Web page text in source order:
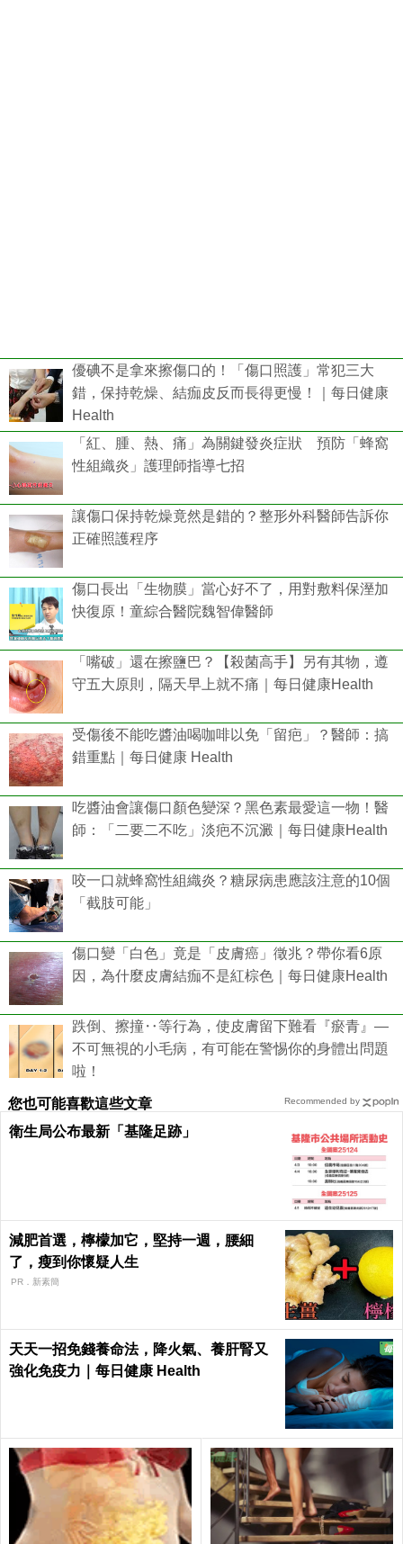
優碘不是拿來擦傷口的！「傷口照護」常犯三大
錯，保持乾燥、結痂皮反而長得更慢！｜每日健康
Health
「紅、腫、熱、痛」為關鍵發炎症狀 預防「蜂窩
性組織炎」護理師指導七招
讓傷口保持乾燥竟然是錯的？整形外科醫師告訴你
正確照護程序
傷口長出「生物膜」當心好不了，用對敷料保溼加
快復原！童綜合醫院魏智偉醫師
「嘴破」還在擦鹽巴？【殺菌高手】另有其物，遵
守五大原則，隔天早上就不痛｜每日健康Health
受傷後不能吃醬油喝咖啡以免「留疤」？醫師：搞
錯重點｜每日健康 Health
吃醬油會讓傷口顏色變深？黑色素最愛這一物！醫
師：「二要二不吃」淡疤不沉澱｜每日健康Health
咬一口就蜂窩性組織炎？糖尿病患應該注意的10個
「截肢可能」
傷口變「白色」竟是「皮膚癌」徵兆？帶你看6原
因，為什麼皮膚結痂不是紅棕色｜每日健康Health
跌倒、擦撞‥等行為，使皮膚留下難看『瘀青』—
不可無視的小毛病，有可能在警惕你的身體出問題
啦！
您也可能喜歡這些文章
衛生局公布最新「基隆足跡」
減肥首選，檸檬加它，堅持一週，腰細
了，瘦到你懷疑人生
PR．新素簡
天天一招免錢養命法，降火氣、養肝腎又
強化免疫力｜每日健康 Health
Recommended by